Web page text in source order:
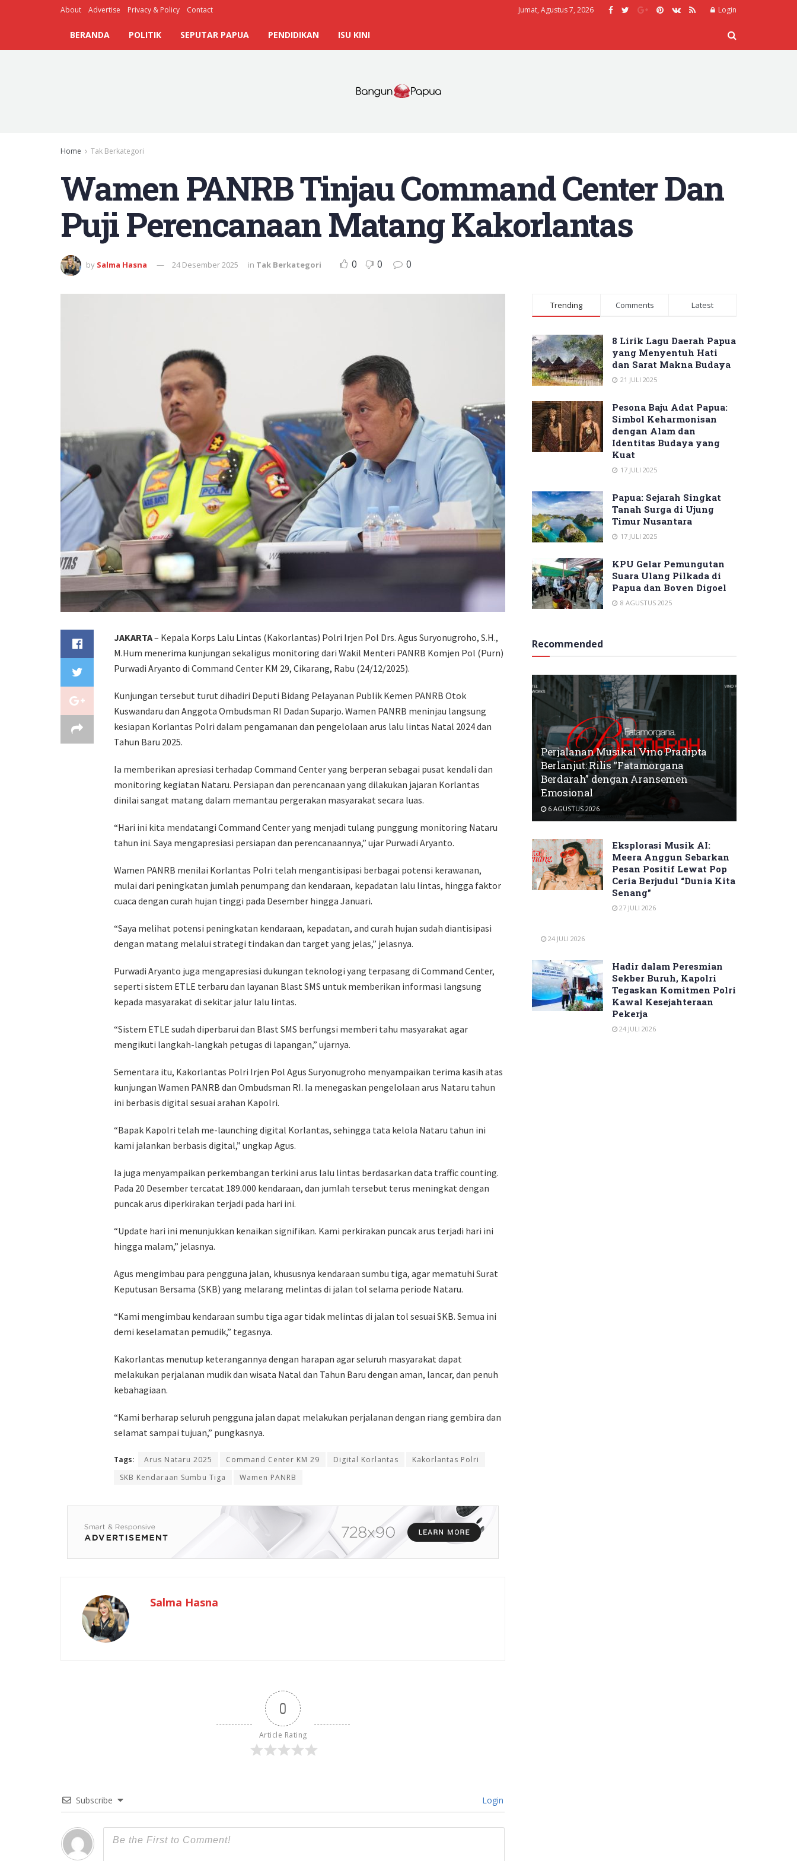
About Advertise Privacy & Policy Contact Jumat, Agustus 7, 2026 Login
BERANDA POLITIK SEPUTAR PAPUA PENDIDIKAN ISU KINI
Home Tak Berkategori
Wamen PANRB Tinjau Command Center Dan
Puji Perencanaan Matang Kakorlantas
by Salma Hasna 24 Desember 2025 in Tak Berkategori 0 0 0
JAKARTA– Kepala Korps Lalu Lintas (Kakorlantas) Polri Irjen Pol Drs. Agus Suryonugroho, S.H.,
M.Hum menerima kunjungan sekaligus monitoring dari Wakil Menteri PANRB Komjen Pol (Purn)
Purwadi Aryanto di Command Center KM 29, Cikarang, Rabu (24/12/2025).
Kunjungan tersebut turut dihadiri Deputi Bidang Pelayanan Publik Kemen PANRB Otok
Kuswandaru dan Anggota Ombudsman RI Dadan Suparjo. Wamen PANRB meninjau langsung
kesiapan Korlantas Polri dalam pengamanan dan pengelolaan arus lalu lintas Natal 2024 dan
Tahun Baru 2025.
Ia memberikan apresiasi terhadap Command Center yang berperan sebagai pusat kendali dan
monitoring kegiatan Nataru. Persiapan dan perencanaan yang dilakukan jajaran Korlantas
dinilai sangat matang dalam memantau pergerakan masyarakat secara luas.
“Hari ini kita mendatangi Command Center yang menjadi tulang punggung monitoring Nataru
tahun ini. Saya mengapresiasi persiapan dan perencanaannya,” ujar Purwadi Aryanto.
Wamen PANRB menilai Korlantas Polri telah mengantisipasi berbagai potensi kerawanan,
mulai dari peningkatan jumlah penumpang dan kendaraan, kepadatan lalu lintas, hingga faktor
cuaca dengan curah hujan tinggi pada Desember hingga Januari.
“Saya melihat potensi peningkatan kendaraan, kepadatan, and curah hujan sudah diantisipasi
dengan matang melalui strategi tindakan dan target yang jelas,” jelasnya.
Purwadi Aryanto juga mengapresiasi dukungan teknologi yang terpasang di Command Center,
seperti sistem ETLE terbaru dan layanan Blast SMS untuk memberikan informasi langsung
kepada masyarakat di sekitar jalur lalu lintas.
“Sistem ETLE sudah diperbarui dan Blast SMS berfungsi memberi tahu masyarakat agar
mengikuti langkah-langkah petugas di lapangan,” ujarnya.
Sementara itu, Kakorlantas Polri Irjen Pol Agus Suryonugroho menyampaikan terima kasih atas
kunjungan Wamen PANRB dan Ombudsman RI. Ia menegaskan pengelolaan arus Nataru tahun
ini berbasis digital sesuai arahan Kapolri.
“Bapak Kapolri telah me-launching digital Korlantas, sehingga tata kelola Nataru tahun ini
kami jalankan berbasis digital,” ungkap Agus.
Ia juga menyampaikan perkembangan terkini arus lalu lintas berdasarkan data traffic counting.
Pada 20 Desember tercatat 189.000 kendaraan, dan jumlah tersebut terus meningkat dengan
puncak arus diperkirakan terjadi pada hari ini.
“Update hari ini menunjukkan kenaikan signifikan. Kami perkirakan puncak arus terjadi hari ini
hingga malam,” jelasnya.
Agus mengimbau para pengguna jalan, khususnya kendaraan sumbu tiga, agar mematuhi Surat
Keputusan Bersama (SKB) yang melarang melintas di jalan tol selama periode Nataru.
“Kami mengimbau kendaraan sumbu tiga agar tidak melintas di jalan tol sesuai SKB. Semua ini
demi keselamatan pemudik,” tegasnya.
Kakorlantas menutup keterangannya dengan harapan agar seluruh masyarakat dapat
melakukan perjalanan mudik dan wisata Natal dan Tahun Baru dengan aman, lancar, dan penuh
kebahagiaan.
“Kami berharap seluruh pengguna jalan dapat melakukan perjalanan dengan riang gembira dan
selamat sampai tujuan,” pungkasnya.
Tags: Arus Nataru 2025 Command Center KM 29 Digital Korlantas
Kakorlantas Polri
SKB Kendaraan Sumbu Tiga
Wamen PANRB
Salma Hasna
0
Article Rating
Subscribe Login
Trending Comments Latest
8 Lirik Lagu Daerah Papua
yang Menyentuh Hati
dan Sarat Makna Budaya
21 JULI 2025
Pesona Baju Adat Papua:
Simbol Keharmonisan
dengan Alam dan
Identitas Budaya yang
Kuat
17 JULI 2025
Papua: Sejarah Singkat
Tanah Surga di Ujung
Timur Nusantara
17 JULI 2025
KPU Gelar Pemungutan
Suara Ulang Pilkada di
Papua dan Boven Digoel
8 AGUSTUS 2025
Recommended
Perjalanan Musikal Vino Pradipta
Berlanjut: Rilis “Fatamorgana
Berdarah” dengan Aransemen
Emosional
6 AGUSTUS 2026
Eksplorasi Musik AI:
Meera Anggun Sebarkan
Pesan Positif Lewat Pop
Ceria Berjudul “Dunia Kita
Senang”
27 JULI 2026
24 JULI 2026
Hadir dalam Peresmian
Sekber Buruh, Kapolri
Tegaskan Komitmen Polri
Kawal Kesejahteraan
Pekerja
24 JULI 2026